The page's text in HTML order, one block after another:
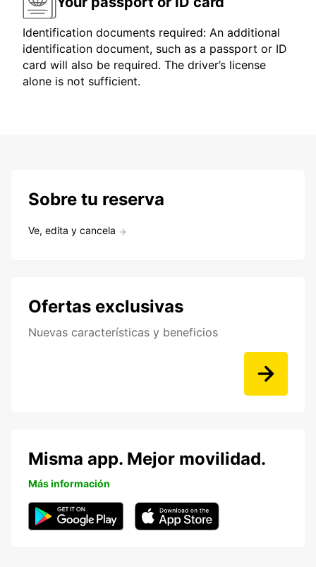
Identification documents required: An additional
identification document, such as a passport or ID
card will also be required. The driver’s license
alone is not sufficient.
Sobre tu reserva
Ve, edita y cancela
Ofertas exclusivas
Nuevas características y beneficios
Misma app. Mejor movilidad.
Más información